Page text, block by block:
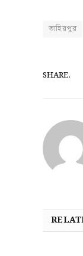
তাহিরপুর
SHARE.